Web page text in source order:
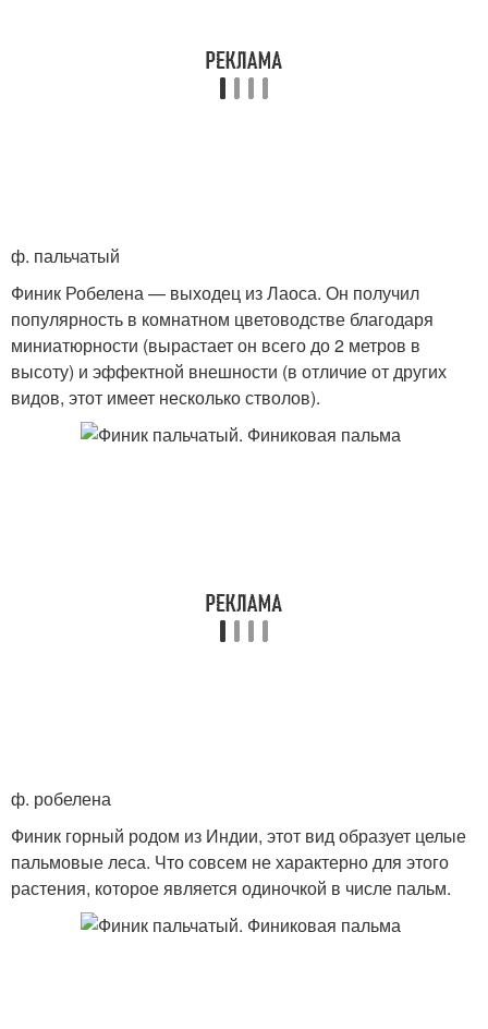
ф. пальчатый
Финик Робелена — выходец из Лаоса. Он получил
популярность в комнатном цветоводстве благодаря
миниатюрности (вырастает он всего до 2 метров в
высоту) и эффектной внешности (в отличие от других
видов, этот имеет несколько стволов).
ф. робелена
Финик горный родом из Индии, этот вид образует целые
пальмовые леса. Что совсем не характерно для этого
растения, которое является одиночкой в числе пальм.